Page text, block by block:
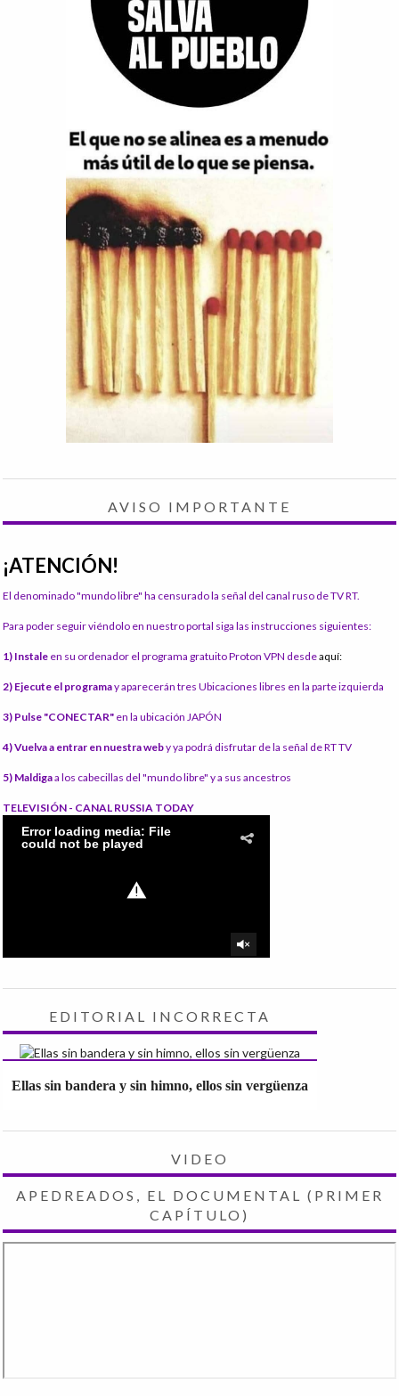
AVISO IMPORTANTE
¡ATENCIÓN!
El denominado "mundo libre" ha censurado la señal del canal ruso de TV RT.
Para poder seguir viéndolo en nuestro portal siga las instrucciones siguientes:
1) Instale en su ordenador el programa gratuito Proton VPN desdeaquí:
2) Ejecute el programay aparecerán tres Ubicaciones libres en la parte izquierda
3) Pulse "CONECTAR" en la ubicación JAPÓN
4) Vuelva a entrar en nuestra weby ya podrá disfrutar de la señal de RT TV
5) Maldigaa los cabecillas del "mundo libre" y a sus ancestros
TELEVISIÓN - CANAL RUSSIA TODAY
EDITORIAL INCORRECTA
Ellas sin bandera y sin himno, ellos sin vergüenza
VIDEO
APEDREADOS, EL DOCUMENTAL (PRIMER
CAPÍTULO)